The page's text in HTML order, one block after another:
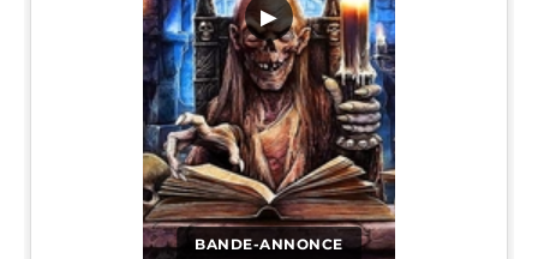
BANDE-ANNONCE
▶